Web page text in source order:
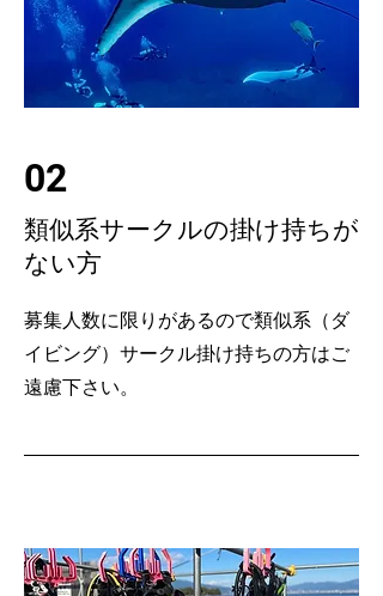
02
​類似系サークルの掛け持ちが
ない方
募集人数に限りがあるので類似系（ダ
イビング）サークル掛け持ちの方はご
遠慮下さい。